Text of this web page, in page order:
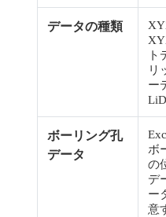
データの種類
ト
リ
ー
ボーリング孔
データ
ボ
の
デ
ー
意